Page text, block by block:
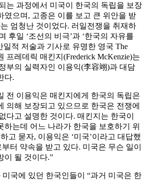
는 과정에서 미국이 한국의 독립을 보장
였으며, 고종은 이를 보고 큰 위안을 받
엄청난 것이었다. 러일전쟁을 취재하
후일 ‘조선의 비극’과 ‘한국의 자유를
일적 저술과 기사로 유명한 영국 The
프레데릭 매킨지(Frederick McKenzie)는
부의 실력자인 이용익(李容翊)과 대담
다.
전 이용익은 매킨지에게 한국의 독립은
의해 보장되고 있으므로 한국은 전쟁에
다고 설명한 것이다. 매킨지는 한국이
하는데 어느 나라가 한국을 보호하기 위
고 묻자, 이용익은 ‘미국’이라고 대답했
터 약속을 받고 있다. 미국은 무슨 일이
이 될 것이다.”
국에 있던 한국인들이 “과거 미국은 한